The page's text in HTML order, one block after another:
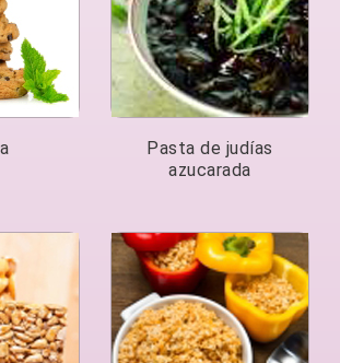
Pasta de judías
azucarada